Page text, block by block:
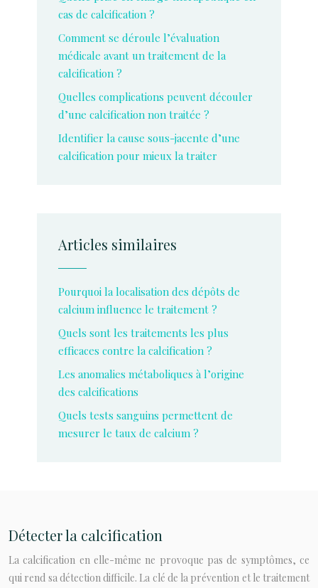
cas de calcification ?
Comment se déroule l’évaluation
médicale avant un traitement de la
calcification ?
Quelles complications peuvent découler
d’une calcification non traitée ?
Identifier la cause sous-jacente d’une
calcification pour mieux la traiter
Articles similaires
Pourquoi la localisation des dépôts de
calcium influence le traitement ?
Quels sont les traitements les plus
efficaces contre la calcification ?
Les anomalies métaboliques à l’origine
des calcifications
Quels tests sanguins permettent de
mesurer le taux de calcium ?
Détecter la calcification
La calcification en elle-même ne provoque pas de symptômes, ce
qui rend sa détection difficile. La clé de la prévention et le traitement